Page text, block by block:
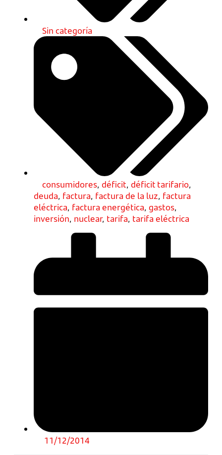
Sin categoría
consumidores, déficit, déficit tarifario,
deuda, factura, factura de la luz, factura
eléctrica, factura energética, gastos,
inversión, nuclear, tarifa, tarifa eléctrica
11/12/2014